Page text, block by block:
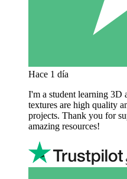
Hace 1 día
I'm a student learning 3D
textures are high quality
projects. Thank you for
amazing resources!